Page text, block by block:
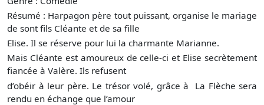
Résumé : Harpagon père tout puissant, organise le mariage
de sont fils Cléante et de sa fille
Elise. Il se réserve pour lui la charmante Marianne.
Mais Cléante est amoureux de celle-ci et Elise secrètement
fiancée à Valère. Ils refusent
d’obéir à leur père. Le trésor volé, grâce à La Flèche sera
rendu en échange que l’amour